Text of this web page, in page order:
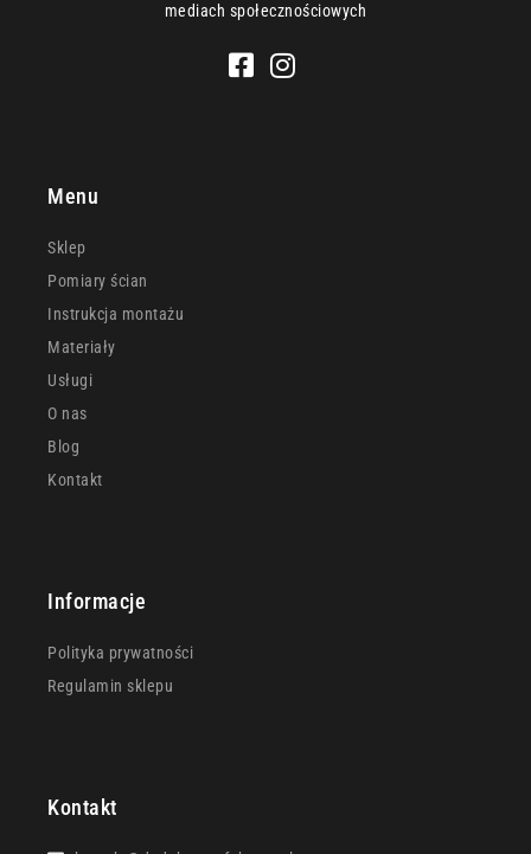
mediach społecznościowych
Kontakt
Informacje
Polityka prywatności
Regulamin sklepu
Menu
Sklep
Pomiary ścian
Instrukcja montażu
Materiały
Usługi
O nas
Blog
Kontakt